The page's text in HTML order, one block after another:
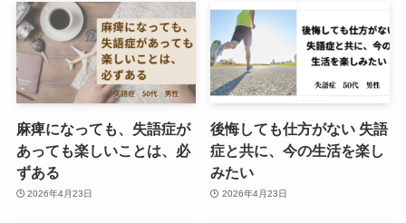
麻痺になっても、失語症が
あっても楽しいことは、必
ずある
2026年4月23日
後悔しても仕方がない 失語
症と共に、今の生活を楽し
みたい
2026年4月23日